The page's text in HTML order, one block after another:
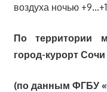
воздуха ночью
По территории
город-курорт Сочи
(по данным ФГБУ